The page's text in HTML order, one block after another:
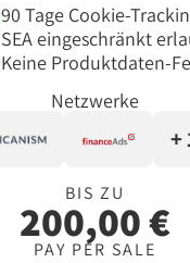
90 Tage Cookie-
SEA eingeschränkt
Keine Produktdaten-
Netzwerke
+
BIS ZU
200,00 €
PAY PER SALE